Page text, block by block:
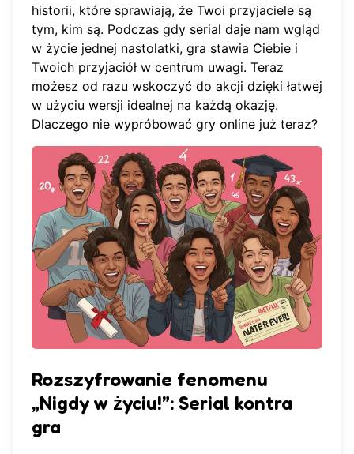
historii, które sprawiają, że Twoi przyjaciele są
tym, kim są. Podczas gdy serial daje nam wgląd
w życie jednej nastolatki, gra stawia Ciebie i
Twoich przyjaciół w centrum uwagi. Teraz
możesz od razu wskoczyć do akcji dzięki łatwej
w użyciu wersji idealnej na każdą okazję.
Dlaczego nie wypróbować gry online już teraz?
Rozszyfrowanie fenomenu
„Nigdy w życiu!”: Serial kontra
gra